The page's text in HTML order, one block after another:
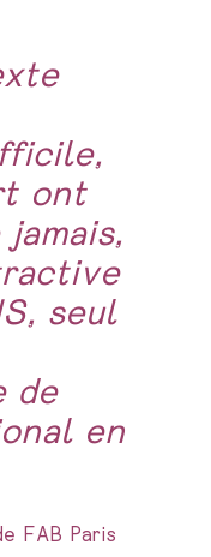
ont
seul
de
en
FAB Paris